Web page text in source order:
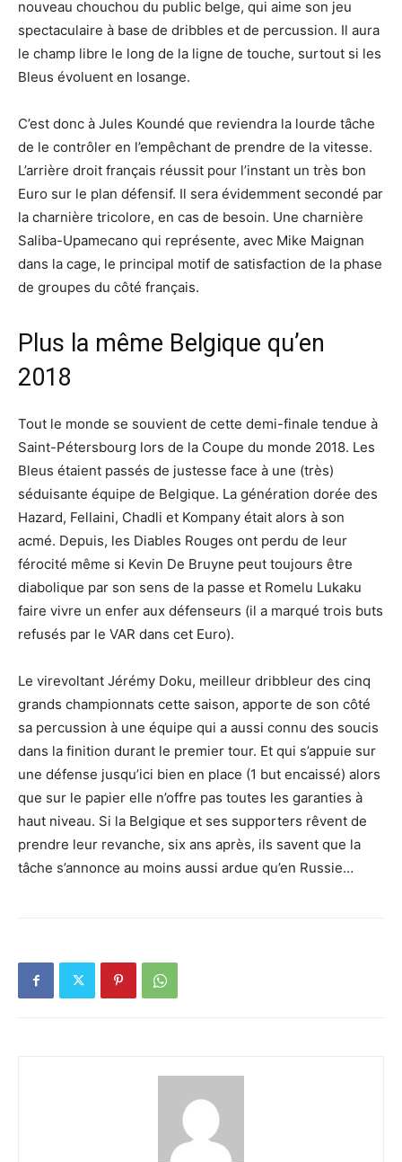
nouveau chouchou du public belge, qui aime son jeu
spectaculaire à base de dribbles et de percussion. Il aura
le champ libre le long de la ligne de touche, surtout si les
Bleus évoluent en losange.
C’est donc à Jules Koundé que reviendra la lourde tâche
de le contrôler en l’empêchant de prendre de la vitesse.
L’arrière droit français réussit pour l’instant un très bon
Euro sur le plan défensif. Il sera évidemment secondé par
la charnière tricolore, en cas de besoin. Une charnière
Saliba-Upamecano qui représente, avec Mike Maignan
dans la cage, le principal motif de satisfaction de la phase
de groupes du côté français.
Plus la même Belgique qu’en
2018
Tout le monde se souvient de cette demi-finale tendue à
Saint-Pétersbourg lors de la Coupe du monde 2018. Les
Bleus étaient passés de justesse face à une (très)
séduisante équipe de Belgique. La génération dorée des
Hazard, Fellaini, Chadli et Kompany était alors à son
acmé. Depuis, les Diables Rouges ont perdu de leur
férocité même si Kevin De Bruyne peut toujours être
diabolique par son sens de la passe et Romelu Lukaku
faire vivre un enfer aux défenseurs (il a marqué trois buts
refusés par le VAR dans cet Euro).
Le virevoltant Jérémy Doku, meilleur dribbleur des cinq
grands championnats cette saison, apporte de son côté
sa percussion à une équipe qui a aussi connu des soucis
dans la finition durant le premier tour. Et qui s’appuie sur
une défense jusqu’ici bien en place (1 but encaissé) alors
que sur le papier elle n’offre pas toutes les garanties à
haut niveau. Si la Belgique et ses supporters rêvent de
prendre leur revanche, six ans après, ils savent que la
tâche s’annonce au moins aussi ardue qu’en Russie…